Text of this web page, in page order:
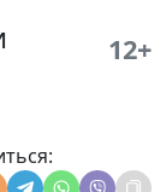
12+
«Национальной
руководитель
«Россия
церкви